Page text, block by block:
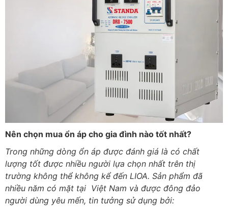
Nên chọn mua ổn áp cho gia đình nào tốt nhất?
Trong những dòng ổn áp được đánh giá là có chất
lượng tốt được nhiều người lựa chọn nhất trên thị
trường không thể không kể đến LIOA. Sản phẩm đã
nhiều năm có mặt tại Việt Nam và được đông đảo
người dùng yêu mến, tin tưởng sử dụng bởi: